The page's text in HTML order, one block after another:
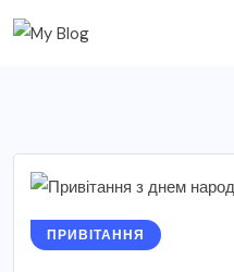
ПРИВІТАННЯ